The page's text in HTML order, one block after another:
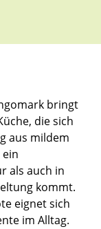
bringt
die sich
aus mildem
als auch in
kommt.
eignet sich
im Alltag.